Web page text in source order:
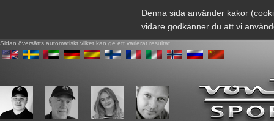
Denna sida använder kakor
vidare godkänner du att vi
Sidan översätts automatiskt vilket kan ge ett varierat resultat